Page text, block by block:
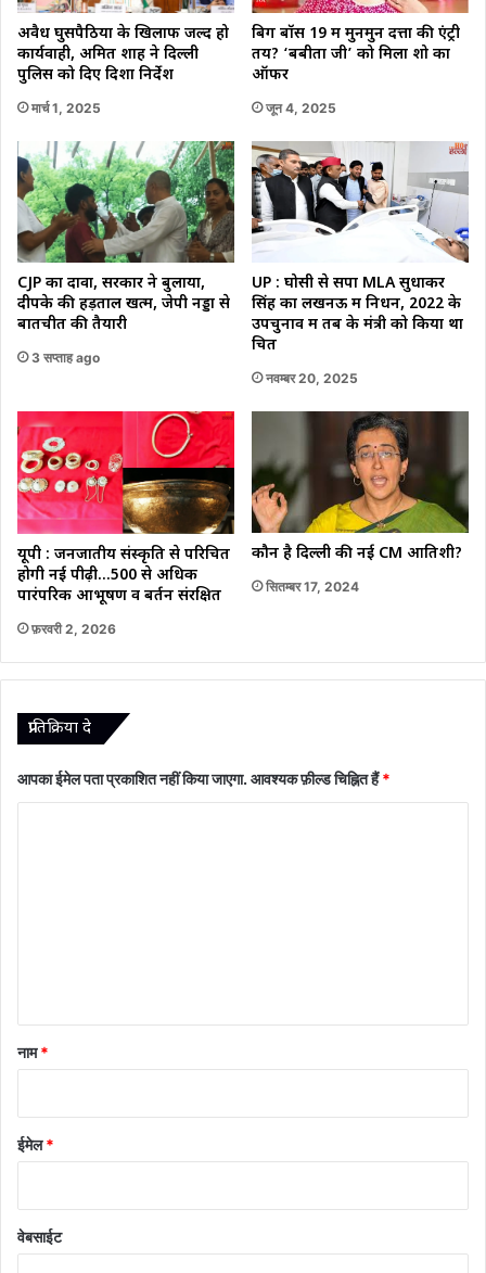
अवैध घुसपैठियों के खिलाफ जल्द हो
कार्यवाही, अमित शाह ने दिल्ली
पुलिस को दिए दिशा निर्देश
मार्च 1, 2025
बिग बॉस 19 में मुनमुन दत्ता की एंट्री
तय? ‘बबीता जी’ को मिला शो का
ऑफर
जून 4, 2025
CJP का दावा, सरकार ने बुलाया,
दीपके की हड़ताल खत्म, जेपी नड्डा से
बातचीत की तैयारी
3 सप्ताह ago
UP : घोसी से सपा MLA सुधाकर
सिंह का लखनऊ में निधन, 2022 के
उपचुनाव में तब के मंत्री को किया था
चित
नवम्बर 20, 2025
यूपी : जनजातीय संस्कृति से परिचित
होगी नई पीढ़ी…500 से अधिक
पारंपरिक आभूषण व बर्तन संरक्षित
फ़रवरी 2, 2026
कौन है दिल्ली की नई CM आतिशी?
सितम्बर 17, 2024
प्रातिक्रिया दे
आपका ईमेल पता प्रकाशित नहीं किया जाएगा. आवश्यक फ़ील्ड चिह्नित हैं*
नाम*
ईमेल*
वेबसाईट